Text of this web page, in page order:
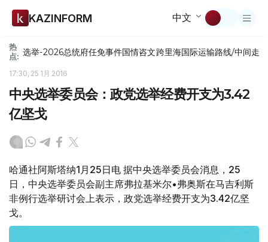
KAZINFORM 中文
热
点: 选举-2026总统府任免事件国情咨文跨里海国际运输路线/中间走廊
17:30, 25 1月 2016
中央选举委员会：政党选举经费开支为3.42
亿坚戈
哈通社阿斯塔纳1月25日电 据中央选举委员会消息，25
日，中央选举委员会副主席弗拉基米尔•弗奥斯在马吉利斯
非例行选举研讨会上表示，政党选举经费开支为3.42亿坚
戈。